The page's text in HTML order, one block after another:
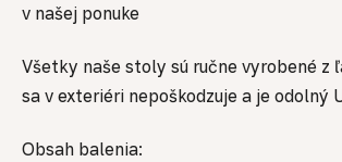
v našej ponuke
Všetky naše stoly sú ručne vyrobené z
sa v exteriéri nepoškodzuje a je odolný
Obsah balenia: